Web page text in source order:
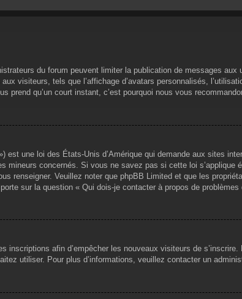
du forum peuvent limiter la publication de messages
visiteurs, tels que l’affichage d’avatars personnalisés,
prend qu’un court instant, c’est pourquoi nous vous
est une loi des États-Unis d’Amérique qui demande aux sites
mineurs concernés. Si vous ne savez pas si cette loi
renseigner. Veuillez noter que phpBB Limited et que les
sur la question « Qui dois-je contacter à propos de problèmes
inscriptions afin d’empêcher les nouveaux visiteurs de
utiliser. Pour plus d’informations, veuillez contacter un